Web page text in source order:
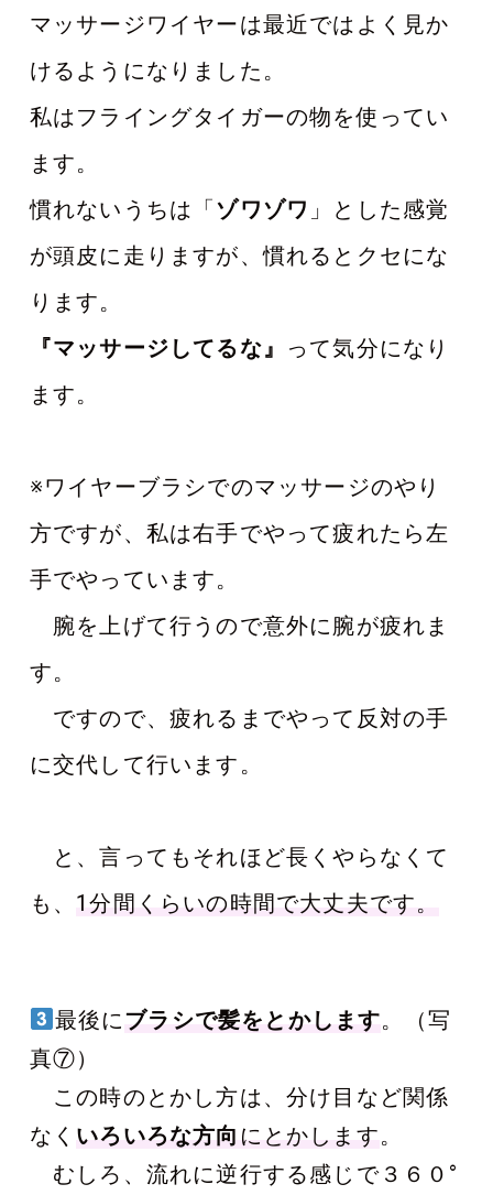
マッサージワイヤーは最近ではよく見か
けるようになりました。
私はフライングタイガーの物を使ってい
ます。
慣れないうちは「ゾワゾワ 」とした感覚
が頭皮に走りますが、慣れるとクセにな
ります。
『マッサージしてるな』
って気分になり
ます。
※ワイヤーブラシでのマッサージのやり
方ですが、私は右手でやって疲れたら左
手でやっています。
腕を上げて行うので意外に腕が疲れま
す。
ですので、疲れるまでやって反対の手
に交代して行います。
と、言ってもそれほど長くやらなくて
も、 1分間くらいの時間で大丈夫です。
最後にブラシで髪をとかします。（写
真⑦）
この時のとかし方は、分け目など関係
なく いろいろな方向 にとかします。
むしろ、流れに逆行する感じで３６０°